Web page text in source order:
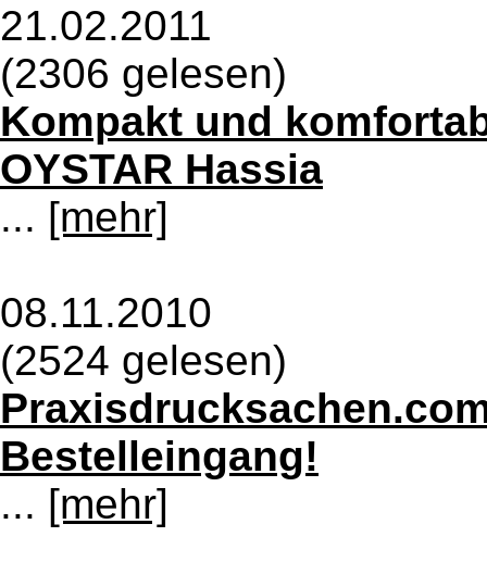
21.02.2011
(2306 gelesen)
Kompakt und
OYSTAR Hassia
... [mehr]
08.11.2010
(2524 gelesen)
Bestelleingang!
... [mehr]